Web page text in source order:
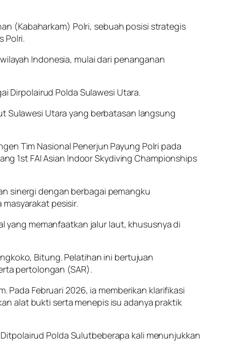
(Kabaharkam) Polri, sebuah posisi strategis
Polri.
Indonesia, mulai dari penanganan
Dirpolairud Polda Sulawesi Utara.
Sulawesi Utara yang berbatasan langsung
Tim Nasional Penerjun Payung Polri pada
1st FAI Asian Indoor Skydiving Championships
sinergi dengan berbagai pemangku
pesisir.
yang memanfaatkan jalur laut, khususnya di
Bitung. Pelatihan ini bertujuan
pertolongan (SAR).
Pada Februari 2026, ia memberikan klarifikasi
alat bukti serta menepis isu adanya praktik
Polda Sulutbeberapa kali menunjukkan